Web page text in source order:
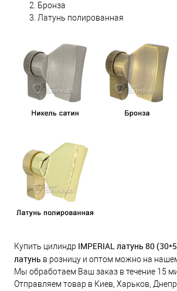
Бронза
Латунь полированная
Купить цилиндр IMPERIAL латунь 80
латунь в розницу и оптом можно на
Мы обработаем Ваш заказ в течение 15
Отправляем товар в Киев, Харьков,